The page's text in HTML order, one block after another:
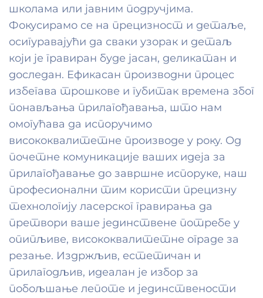
школама или јавним подручјима.
Фокусирамо се на прецизност и детаље,
осигуравајући да сваки узорак и детаљ
који је гравиран буде јасан, деликатан и
доследан. Ефикасан производни процес
избегава трошкове и губитак времена због
понављања прилагођавања, што нам
омогућава да испоручимо
висококвалитетне производе у року. Од
почетне комуникације ваших идеја за
прилагођавање до завршне испоруке, наш
професионални тим користи прецизну
технологију ласерског гравирања да
претвори ваше јединствене потребе у
опипљиве, висококвалитетне ограде за
резање. Издржљив, естетичан и
прилагодљив, идеалан је избор за
побољшање лепоте и јединствености